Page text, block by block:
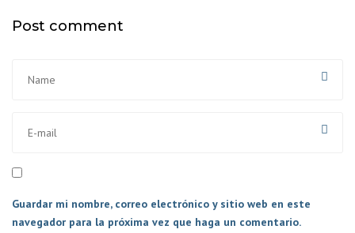
Post comment
Guardar mi nombre, correo electrónico y sitio web en este
navegador para la próxima vez que haga un comentario.